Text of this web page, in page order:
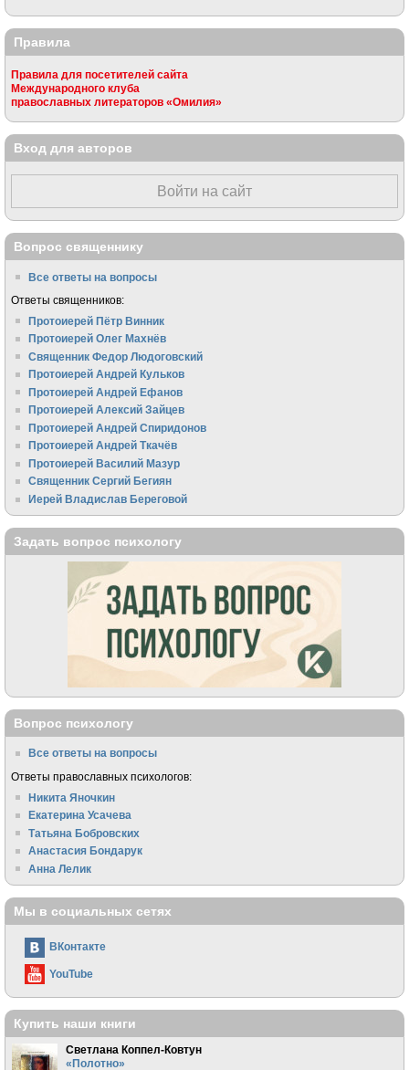
Правила
Правила для посетителей сайта
Международного клуба
православных литераторов «Омилия»
Вход для авторов
Войти на сайт
Вопрос священнику
Все ответы на вопросы
Ответы священников:
Протоиерей Пётр Винник
Протоиерей Олег Махнёв
Священник Федор Людоговский
Протоиерей Андрей Кульков
Протоиерей Андрей Ефанов
Протоиерей Алексий Зайцев
Протоиерей Андрей Спиридонов
Протоиерей Андрей Ткачёв
Протоиерей Василий Мазур
Священник Сергий Бегиян
Иерей Владислав Береговой
Задать вопрос психологу
Вопрос психологу
Все ответы на вопросы
Ответы православных психологов:
Никита Яночкин
Екатерина Усачева
Татьяна Бобровских
Анастасия Бондарук
Анна Лелик
Мы в социальных сетях
ВКонтакте
YouTube
Купить наши книги
Светлана Коппел-Ковтун
«Полотно»